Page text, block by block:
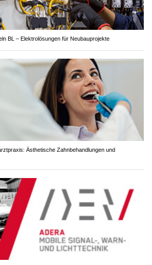
BL – Elektrolösungen für Neubauprojekte
Ästhetische Zahnbehandlungen und